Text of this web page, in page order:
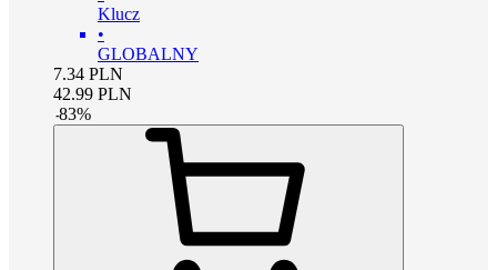
Klucz
•
GLOBALNY
7.34 PLN
42.99 PLN
-83%